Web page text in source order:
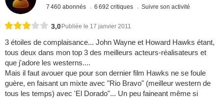
7 460 abonnés 6 692 critiques Suivre son activité
3,0 Publiée le 17 janvier 2011
3 étoiles de complaisance... John Wayne et Howard Hawks étant,
tous deux dans mon top 3 des meilleurs acteurs-réalisateurs et
que j'adore les westerns....
Mais il faut avouer que pour son dernier film Hawks ne se foule
guère, en faisant un mixte avec "Rio Bravo" (meilleur western de
tous les temps) avec 'El Dorado"... Un peu faineant même si